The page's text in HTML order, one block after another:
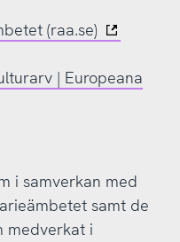
(raa.se)
| Europeana
i samverkan med
samt de
medverkat i